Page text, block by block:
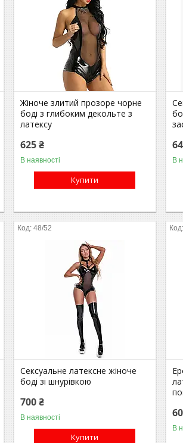
Жіноче злитий прозоре чорне
боді з глибоким декольте з
латексу
625 ₴
В наявності
Купити
В
48/52
Сексуальне латексне жіноче
боді зі шнурівкою
700 ₴
В наявності
Купити
В